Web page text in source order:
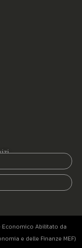
Economico Abilitato da
e delle Finanze MEF)